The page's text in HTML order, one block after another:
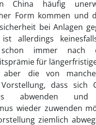
China häufig
Form kommen und
bei Anlagen
ist allerdings
schon immer nach
für
die von
dass sich
abwenden
wieder zuwenden
ziemlich